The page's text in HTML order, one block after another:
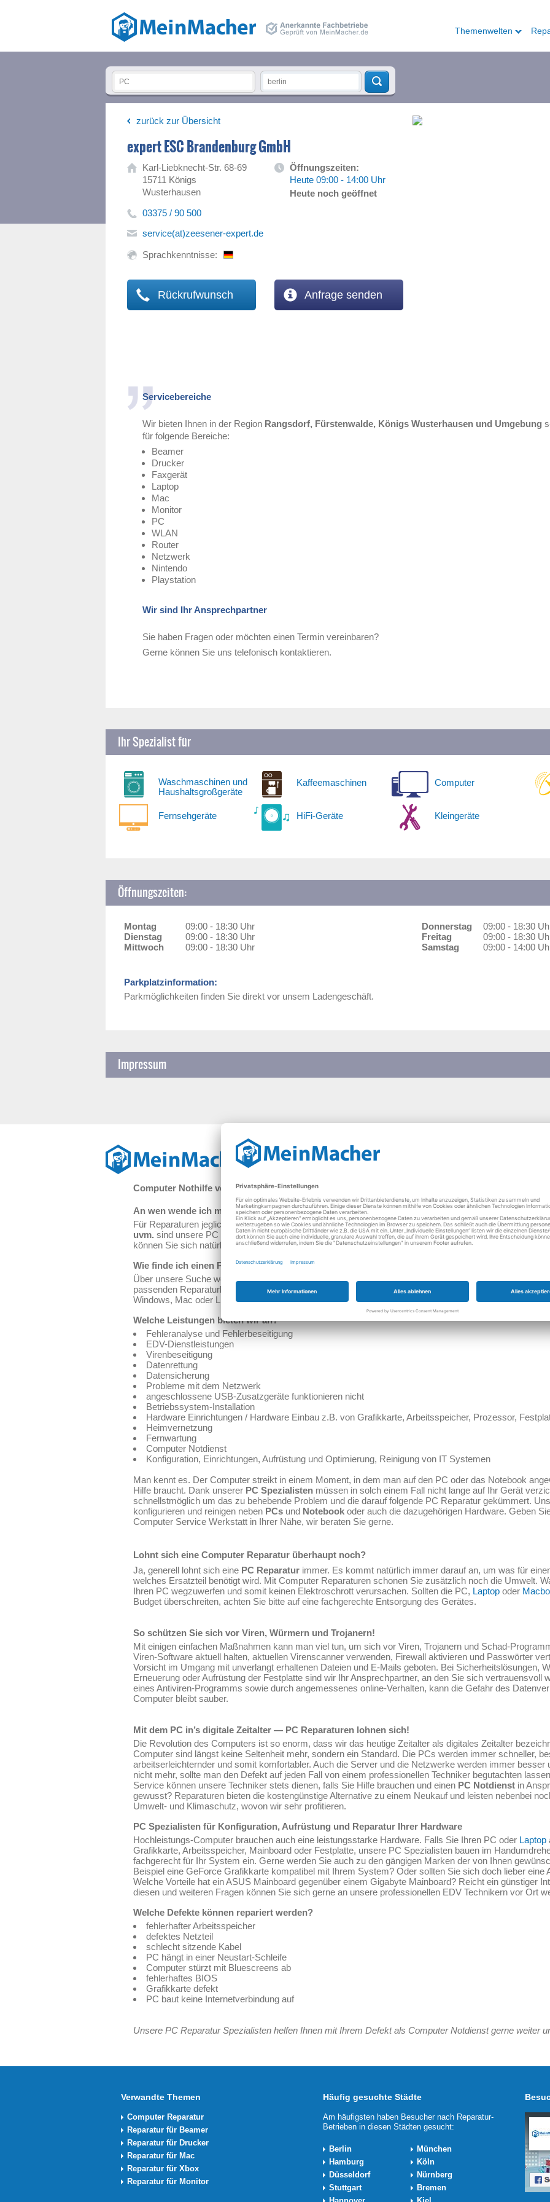
Themenwelten
zurück zur Übersicht
expert ESC Brandenburg GmbH
Karl-Liebknecht-Str. 68-69
15711 Königs
Wusterhausen
03375 / 90 500
Öffnungszeiten:
Heute 09:00 - 14:00 Uhr
Heute noch geöffnet
service(at)zeesener-expert.de
Sprachkenntnisse:
Rückrufwunsch Anfrage senden
Servicebereiche
Wir bieten Ihnen in der Region Rangsdorf, Fürstenwalde, Königs Wusterhausen und Umgebung
für folgende Bereiche:
Beamer
Drucker
Faxgerät
Laptop
Mac
Monitor
PC
WLAN
Router
Netzwerk
Nintendo
Playstation
Wir sind Ihr Ansprechpartner
Sie haben Fragen oder möchten einen Termin vereinbaren?
Gerne können Sie uns telefonisch kontaktieren.
Ihr Spezialist für
Waschmaschinen und
Haushaltsgroßgeräte
Kaffeemaschinen Computer
Fernsehgeräte HiFi-Geräte Kleingeräte
Öffnungszeiten:
Montag
09:00 - 18:30 Uhr
Dienstag
09:00 - 18:30 Uhr
Mittwoch
09:00 - 18:30 Uhr
Donnerstag
09:00 - 18:30
Freitag
09:00 - 18:30
Samstag
09:00 - 14:00
Parkplatzinformation:
Parkmöglichkeiten finden Sie direkt vor unsem Ladengeschäft.
Impressum
Reparieren lohnt sich!
Computer Nothilfe vom Fachmann
An wen wende ich mich, wenn mein PC defekt ist?
Für Reparaturen jeglicher PCs/Hardware z.b. der MarkenToshiba, Fujitsu, MSI, Gigabyte, Aspire,
uvm. sind unsere PC Spezialisten die idealen Ansprechpartner. Grundsätzlich werden alle Marken
können Sie sich natürlich auch vertrauensvoll an unsere MeinMacher EDV Techniker wenden.
Wie finde ich einen PC Spezialist in meiner Nähe?
Über unsere Suche werden Ihnen mit der Eingabe Ihrer Postleitzahl EDV Techniker in Ihrer Nähe
passenden Reparaturbetrieb, der Ihren PC repariert, aus und nehmen Sie am besten direkt Kontakt für
Windows, Mac oder Linux - jeder Computer mit jedem Betriebssystem wird repariert.
Welche Leistungen bieten wir an?
Fehleranalyse und Fehlerbeseitigung
EDV-Dienstleistungen
Virenbeseitigung
Datenrettung
Datensicherung
Probleme mit dem Netzwerk
angeschlossene USB-Zusatzgeräte funktionieren nicht
Betriebssystem-Installation
Hardware Einrichtungen / Hardware Einbau z.B. von Grafikkarte, Arbeitsspeicher, Prozessor,
Heimvernetzung
Fernwartung
Computer Notdienst
Konfiguration, Einrichtungen, Aufrüstung und Optimierung, Reinigung von IT Systemen
Man kennt es. Der Computer streikt in einem Moment, in dem man auf den PC oder das Notebook
Hilfe braucht. Dank unserer PC Spezialisten müssen in solch einem Fall nicht lange auf Ihr Gerät
schnellstmöglich um das zu behebende Problem und die darauf folgende PC Reparatur gekümmert.
konfigurieren und reinigen neben PCs und Notebook oder auch die dazugehörigen Hardware. Geben
Computer Service Werkstatt in Ihrer Nähe, wir beraten Sie gerne.
Lohnt sich eine Computer Reparatur überhaupt noch?
Ja, generell lohnt sich eine PC Reparatur immer. Es kommt natürlich immer darauf an, um was für
welches Ersatzteil benötigt wird. Mit Computer Reparaturen schonen Sie zusätzlich noch die Umwelt.
Ihren PC wegzuwerfen und somit keinen Elektroschrott verursachen. Sollten die PC, Laptop oder
Budget überschreiten, achten Sie bitte auf eine fachgerechte Entsorgung des Gerätes.
So schützen Sie sich vor Viren, Würmern und Trojanern!
Mit einigen einfachen Maßnahmen kann man viel tun, um sich vor Viren, Trojanern und Schad-
Viren-Software aktuell halten, aktuellen Virenscanner verwenden, Firewall aktivieren und Passwörter
Vorsicht im Umgang mit unverlangt erhaltenen Dateien und E-Mails geboten. Bei Sicherheitslösungen,
Erneuerung oder Aufrüstung der Festplatte sind wir Ihr Ansprechpartner, an den Sie sich vertrauensvoll
eines Antiviren-Programms sowie durch angemessenes online-Verhalten, kann die Gefahr des
Computer bleibt sauber.
Mit dem PC in’s digitale Zeitalter — PC Reparaturen lohnen sich!
Die Revolution des Computers ist so enorm, dass wir das heutige Zeitalter als digitales Zeitalter
Computer sind längst keine Seltenheit mehr, sondern ein Standard. Die PCs werden immer schneller,
arbeitserleichternder und somit komfortabler. Auch die Server und die Netzwerke werden immer besser
nicht mehr, sollte man den Defekt auf jeden Fall von einem professionellen Techniker begutachten
Service können unsere Techniker stets dienen, falls Sie Hilfe brauchen und einen PC Notdienst in
gewusst? Reparaturen bieten die kostengünstige Alternative zu einem Neukauf und leisten nebenbei
Umwelt- und Klimaschutz, wovon wir sehr profitieren.
PC Spezialisten für Konfiguration, Aufrüstung und Reparatur Ihrer Hardware
Hochleistungs-Computer brauchen auch eine leistungsstarke Hardware. Falls Sie Ihren PC oder Laptop
Grafikkarte, Arbeitsspeicher, Mainboard oder Festplatte, unsere PC Spezialisten bauen im
fachgerecht für Ihr System ein. Gerne werden Sie auch zu den gängigen Marken der von Ihnen
Beispiel eine GeForce Grafikkarte kompatibel mit Ihrem System? Oder sollten Sie sich doch lieber eine
Welche Vorteile hat ein ASUS Mainboard gegenüber einem Gigabyte Mainboard? Reicht ein günstiger
diesen und weiteren Fragen können Sie sich gerne an unsere professionellen EDV Technikern vor Ort
Welche Defekte können repariert werden?
fehlerhafter Arbeitsspeicher
defektes Netzteil
schlecht sitzende Kabel
PC hängt in einer Neustart-Schleife
Computer stürzt mit Bluescreens ab
fehlerhaftes BIOS
Grafikkarte defekt
PC baut keine Internetverbindung auf
Unsere PC Reparatur Spezialisten helfen Ihnen mit Ihrem Defekt als Computer Notdienst gerne weiter
Verwandte Themen
Computer Reparatur
Reparatur für Beamer
Reparatur für Drucker
Reparatur für Mac
Reparatur für Xbox
Reparatur für Monitor
Häufig gesuchte Städte
Am häufigsten haben Besucher nach Reparatur-
Betrieben in diesen Städten gesucht:
Berlin
München
Hamburg
Köln
Düsseldorf
Nürnberg
Stuttgart
Bremen